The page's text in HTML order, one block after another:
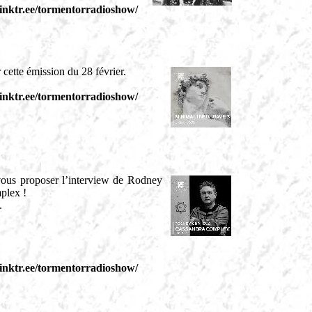
tormentorradioshow/
émission du 28 février.
tormentorradioshow/
proposer l’interview de Rodney
!
tormentorradioshow/